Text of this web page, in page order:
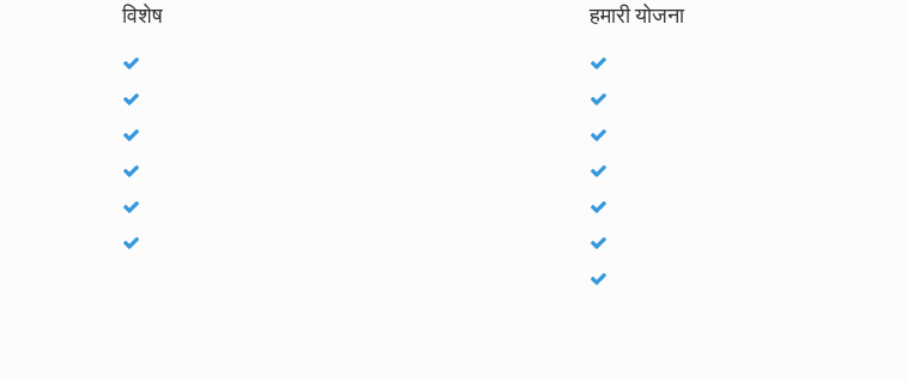
विशेष हमारी योजना